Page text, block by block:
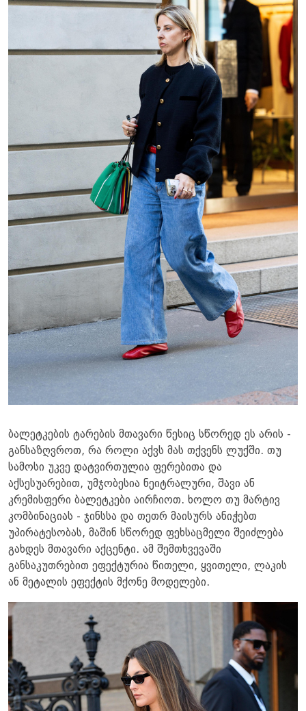
ბალეტკების ტარების მთავარი წესიც სწორედ ეს არის -
განსაზღვროთ, რა როლი აქვს მას თქვენს ლუქში. თუ
სამოსი უკვე დატვირთულია ფერებითა და
აქსესუარებით, უმჯობესია ნეიტრალური, შავი ან
კრემისფერი ბალეტკები აირჩიოთ. ხოლო თუ მარტივ
კომბინაციას - ჯინსსა და თეთრ მაისურს ანიჭებთ
უპირატესობას, მაშინ სწორედ ფეხსაცმელი შეიძლება
გახდეს მთავარი აქცენტი. ამ შემთხვევაში
განსაკუთრებით ეფექტურია წითელი, ყვითელი, ლაკის
ან მეტალის ეფექტის მქონე მოდელები.